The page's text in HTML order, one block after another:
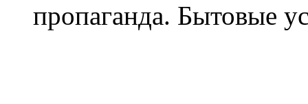
пропаганда. Бытовые